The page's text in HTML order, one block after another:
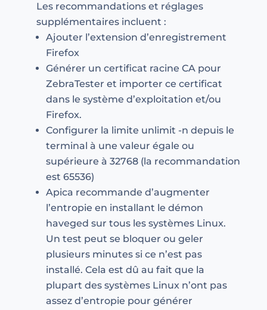
Les recommandations et réglages
supplémentaires incluent :
Ajouter l’extension d’enregistrement
Firefox
Générer un certificat racine CA pour
ZebraTester et importer ce certificat
dans le système d’exploitation et/ou
Firefox.
Configurer la limite unlimit -n depuis le
terminal à une valeur égale ou
supérieure à 32768 (la recommandation
est 65536)
Apica recommande d’augmenter
l’entropie en installant le démon
haveged sur tous les systèmes Linux.
Un test peut se bloquer ou geler
plusieurs minutes si ce n’est pas
installé. Cela est dû au fait que la
plupart des systèmes Linux n’ont pas
assez d’entropie pour générer